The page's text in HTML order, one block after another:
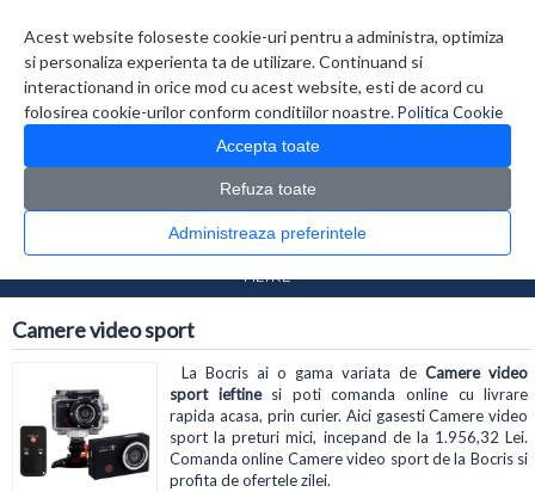
Acest website foloseste cookie-uri pentru a administra, optimiza
si personaliza experienta ta de utilizare. Continuand si
interactionand in orice mod cu acest website, esti de acord cu
folosirea cookie-urilor conform conditiilor noastre.Politica Cookie
Accepta toate
Refuza toate
Administreaza preferintele
0 produs(e)
CATALOG PRODUSE
Foto Video > Camere video sport
FILTRE
Camere video sport
La Bocris ai o gama variata deCamere video
sport ieftinesi poti comanda online cu livrare
rapida acasa, prin curier. Aici gasesti Camere video
sport la preturi mici, incepand de la 1.956,32 Lei.
Comanda online Camere video sport de la Bocris si
profita de ofertele zilei.